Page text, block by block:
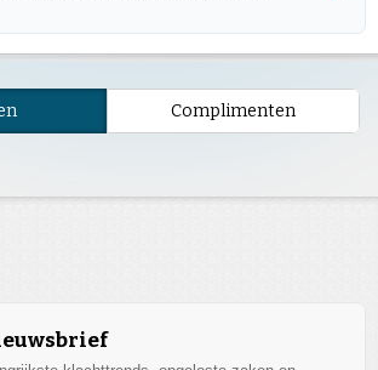
Complimenten